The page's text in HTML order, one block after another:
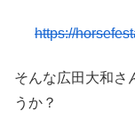
https://
そんな広田大和さ
うか？